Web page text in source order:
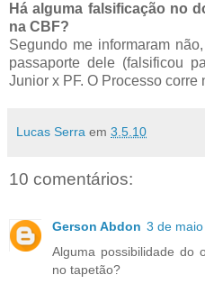
Há alguma falsificação no
na CBF?
Segundo me informaram
passaporte dele (falsificou
Junior x PF. O Processo corre
Lucas Serra em 3.5.10
10 comentários:
Gerson Abdon 3 de
Alguma possibilidade do
no tapetão?